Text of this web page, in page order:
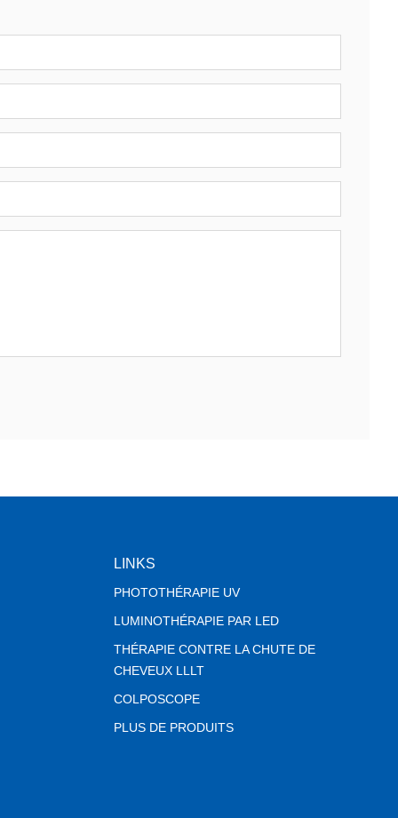
LINKS
PHOTOTHÉRAPIE UV
LUMINOTHÉRAPIE PAR LED
THÉRAPIE CONTRE LA CHUTE DE
CHEVEUX LLLT
COLPOSCOPE
PLUS DE PRODUITS